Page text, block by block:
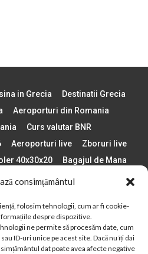
consimțământul
folosim tehnologii, cum ar fi cookie-
despre dispozitive.
ne permite să procesăm date, cum
ID-uri unice pe acest site. Dacă nu îți dai
dat poate avea afecte negative
in Grecia
Destinatii Grecia
Aeroporturi din Romania
Curs valutar BNR
Aeroporturi live
Zboruri live
40x30x20
Bagajul de Mana
Cele mai bune telefoane
Concerte Romania 2025
Când se schimba ora în 2026
2026
Boarding Pass